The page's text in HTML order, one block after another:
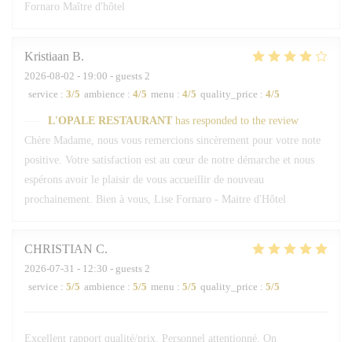
Fornaro Maître d'hôtel
Kristiaan B
2026-08-02 - 19:00 - guests 2
service : 3/5 ambience : 4/5 menu : 4/5 quality_price : 4/5
L'OPALE RESTAURANT has responded to the review
Chère Madame, nous vous remercions sincèrement pour votre note
positive. Votre satisfaction est au cœur de notre démarche et nous
espérons avoir le plaisir de vous accueillir de nouveau
prochainement. Bien à vous, Lise Fornaro - Maitre d'Hôtel
CHRISTIAN C
2026-07-31 - 12:30 - guests 2
service : 5/5 ambience : 5/5 menu : 5/5 quality_price : 5/5
Excellent rapport qualité/prix. Personnel attentionné. On